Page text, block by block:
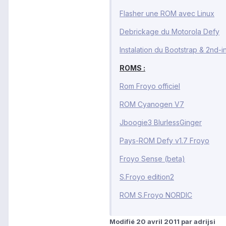
Flasher une ROM avec Linux
Debrickage du Motorola Defy
Instalation du Bootstrap & 2nd-
ROMS :
Rom Froyo officiel
ROM Cyanogen V7
Jboogie3 BlurlessGinger
Pays-ROM Defy v1.7 Froyo
Froyo Sense (beta)
S.Froyo edition2
ROM S.Froyo NORDIC
Modifié 20 avril 2011 par adrijsi